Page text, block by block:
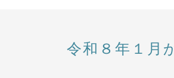
令和８年１月